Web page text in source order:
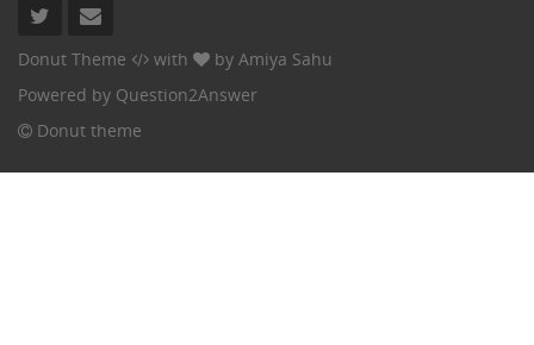
Donut Theme with by Amiya Sahu
Powered by Question2Answer
Donut theme